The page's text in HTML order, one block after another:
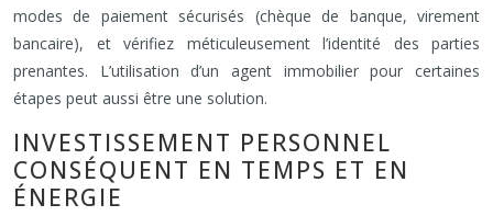
modes de paiement sécurisés (chèque de banque, virement
bancaire), et vérifiez méticuleusement l’identité des parties
prenantes. L’utilisation d’un agent immobilier pour certaines
étapes peut aussi être une solution.
INVESTISSEMENT PERSONNEL
CONSÉQUENT EN TEMPS ET EN
ÉNERGIE